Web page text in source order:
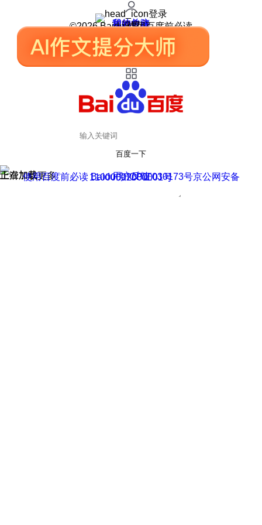
登录
我的关注
我的收藏
皮肤中心
用户反馈
设置
©2026 Baidu 使用百度前必读
百度一下
正在加载
上滑加载更多 用户反馈
使用百度前必读 Baidu 京ICP证030173号
京公网安备11000002000001号